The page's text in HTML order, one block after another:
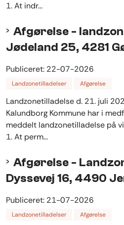
1. At indr...
Afgørelse -
Jødeland 25, 4281
Publiceret: 22-07-2026
Landzonetilladelser Afgørelse
Landzonetilladelse d. 21. juli
Kalundborg Kommune har i
meddelt landzonetilladelse på
1. At perm...
Afgørelse -
Dyssevej 16, 4490
Publiceret: 21-07-2026
Landzonetilladelser Afgørelse